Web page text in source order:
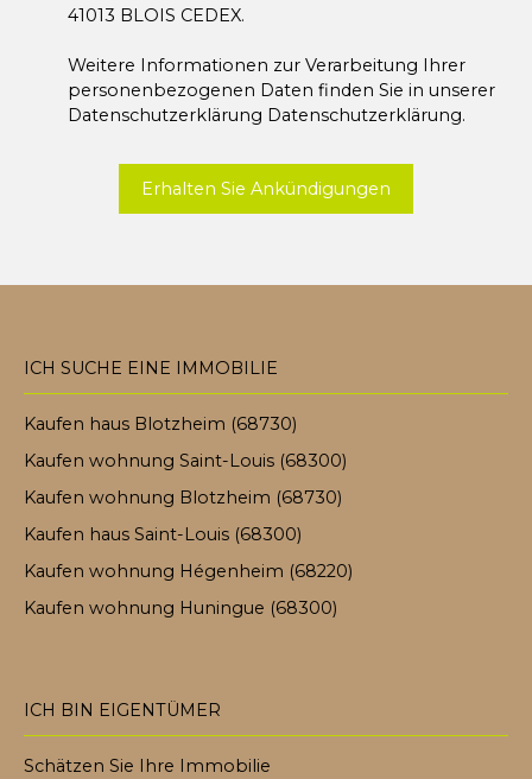
41013 BLOIS CEDEX.
Weitere Informationen zur Verarbeitung Ihrer
personenbezogenen Daten finden Sie in unserer
Datenschutzerklärung Datenschutzerklärung.
Erhalten Sie Ankündigungen
ICH SUCHE EINE IMMOBILIE
Kaufen haus Blotzheim (68730)
Kaufen wohnung Saint-Louis (68300)
Kaufen wohnung Blotzheim (68730)
Kaufen haus Saint-Louis (68300)
Kaufen wohnung Hégenheim (68220)
Kaufen wohnung Huningue (68300)
ICH BIN EIGENTÜMER
Schätzen Sie Ihre Immobilie